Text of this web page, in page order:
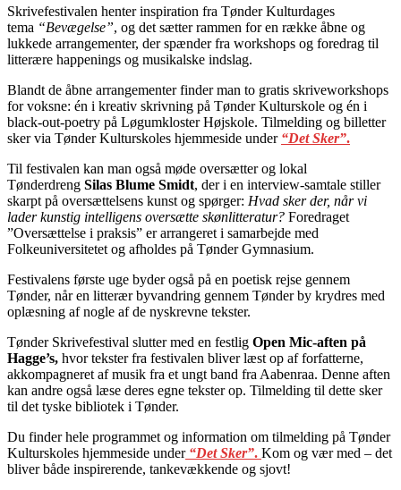
Skrivefestivalen henter inspiration fra Tønder Kulturdages
tema “Bevægelse”, og det sætter rammen for en række åbne og
lukkede arrangementer, der spænder fra workshops og foredrag til
litterære happenings og musikalske indslag.
Blandt de åbne arrangementer finder man to gratis skriveworkshops
for voksne: én i kreativ skrivning på Tønder Kulturskole og én i
black-out-poetry på Løgumkloster Højskole. Tilmelding og billetter
sker via Tønder Kulturskoles hjemmeside under “Det Sker”.
Til festivalen kan man også møde oversætter og lokal
Tønderdreng Silas Blume Smidt, der i en interview-samtale stiller
skarpt på oversættelsens kunst og spørger: Hvad sker der, når vi
lader kunstig intelligens oversætte skønlitteratur? Foredraget
”Oversættelse i praksis” er arrangeret i samarbejde med
Folkeuniversitetet og afholdes på Tønder Gymnasium.
Festivalens første uge byder også på en poetisk rejse gennem
Tønder, når en litterær byvandring gennem Tønder by krydres med
oplæsning af nogle af de nyskrevne tekster.
Tønder Skrivefestival slutter med en festlig Open Mic-aften på
Hagge’s, hvor tekster fra festivalen bliver læst op af forfatterne,
akkompagneret af musik fra et ungt band fra Aabenraa. Denne aften
kan andre også læse deres egne tekster op. Tilmelding til dette sker
til det tyske bibliotek i Tønder.
Du finder hele programmet og information om tilmelding på Tønder
Kulturskoles hjemmeside under “Det Sker”. Kom og vær med – det
bliver både inspirerende, tankevækkende og sjovt!